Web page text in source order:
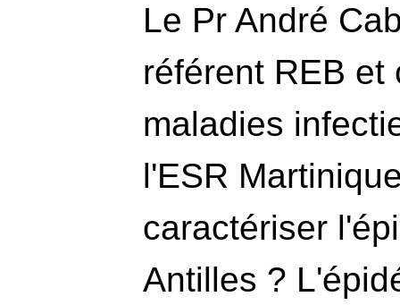
Le Pr André
référent REB et
maladies
l'ESR
caractériser
Antilles ?